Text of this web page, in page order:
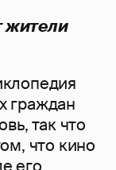
жители
граждан
так что
что кино